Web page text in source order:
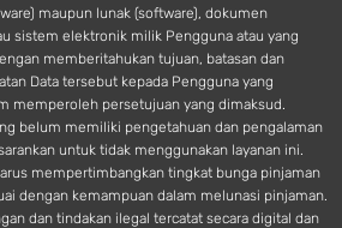
maupun lunak (software), dokumen
sistem elektronik milik Pengguna atau yang
memberitahukan tujuan, batasan dan
Data tersebut kepada Pengguna yang
memperoleh persetujuan yang dimaksud.
belum memiliki pengetahuan dan pengalaman
untuk tidak menggunakan layanan ini.
mempertimbangkan tingkat bunga pinjaman
dengan kemampuan dalam melunasi pinjaman.
dan tindakan ilegal tercatat secara digital dan